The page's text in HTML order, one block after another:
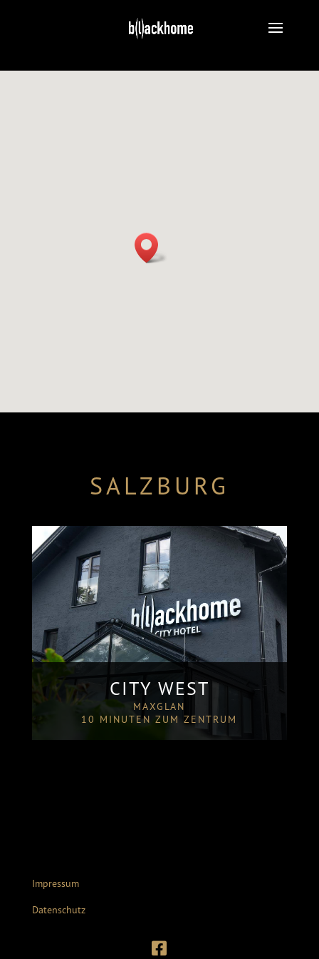
SALZBURG
CITY WEST
MAXGLAN
10 MINUTEN ZUM ZENTRUM
Impressum
Datenschutz
